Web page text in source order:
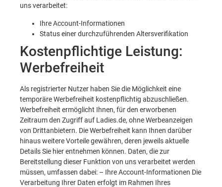
uns verarbeitet:
Ihre Account-Informationen
Status einer durchzuführenden Altersverifikation
Kostenpflichtige Leistung:
Werbefreiheit
Als registrierter Nutzer haben Sie die Möglichkeit eine
temporäre Werbefreiheit kostenpflichtig abzuschließen.
Werbefreiheit ermöglicht Ihnen, für den erworbenen
Zeitraum den Zugriff auf Ladies.de, ohne Werbeanzeigen
von Drittanbietern. Die Werbefreiheit kann Ihnen darüber
hinaus weitere Vorteile gewähren, deren jeweils aktuelle
Details Sie hier entnehmen können. Daten, die zur
Bereitstellung dieser Funktion von uns verarbeitet werden
müssen, umfassen dabei: – Ihre Account-Informationen Die
Verarbeitung Ihrer Daten erfolgt im Rahmen Ihres